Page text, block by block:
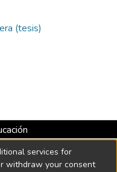
(tesis)
hasta 2026 -
de 2018
services for
withdraw your consent